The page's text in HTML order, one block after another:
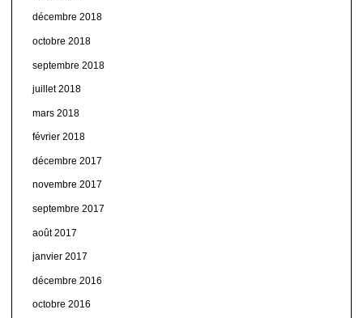
décembre 2018
octobre 2018
septembre 2018
juillet 2018
mars 2018
février 2018
décembre 2017
novembre 2017
septembre 2017
août 2017
janvier 2017
décembre 2016
octobre 2016